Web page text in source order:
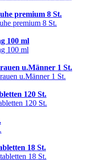
premium 8 St.
100 ml
u.Männer 1 St.
120 St.
18 St.